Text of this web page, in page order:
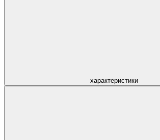
характеристики